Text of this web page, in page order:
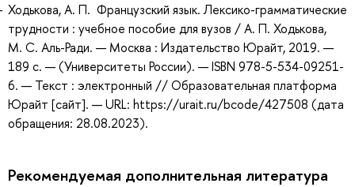
Ходькова, А. П. Французский язык. Лексико-грамматические
трудности : учебное пособие для вузов / А. П. Ходькова,
М. С. Аль-Ради. — Москва : Издательство Юрайт, 2019. —
189 с. — (Университеты России). — ISBN 978-5-534-09251-
6. — Текст : электронный // Образовательная платформа
Юрайт [сайт]. — URL: https://urait.ru/bcode/427508 (дата
обращения: 28.08.2023).
Рекомендуемая дополнительная литература